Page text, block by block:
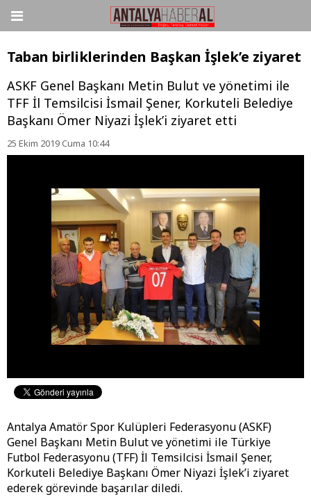
Taban birliklerinden Başkan İşlek’e ziyaret
ASKF Genel Başkanı Metin Bulut ve yönetimi ile
TFF İl Temsilcisi İsmail Şener, Korkuteli Belediye
Başkanı Ömer Niyazi İşlek’i ziyaret etti
25 Ekim 2019 Cuma 10:44
Antalya Amatör Spor Kulüpleri Federasyonu (ASKF)
Genel Başkanı Metin Bulut ve yönetimi ile Türkiye
Futbol Federasyonu (TFF) İl Temsilcisi İsmail Şener,
Korkuteli Belediye Başkanı Ömer Niyazi İşlek’i ziyaret
ederek görevinde başarılar diledi.